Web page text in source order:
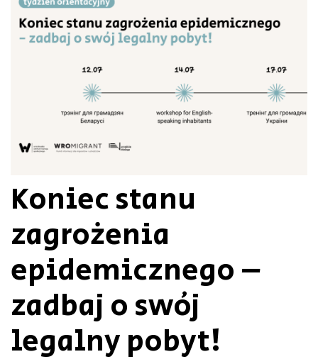
Koniec stanu
zagrożenia
epidemicznego –
zadbaj o swój
legalny pobyt!